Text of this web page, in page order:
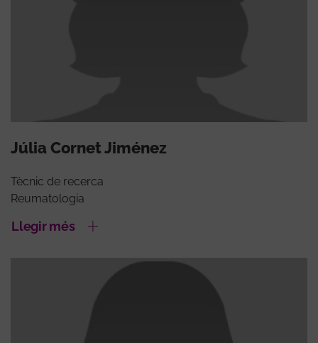
Júlia Cornet Jiménez
Tècnic de recerca
Reumatologia
Llegir més